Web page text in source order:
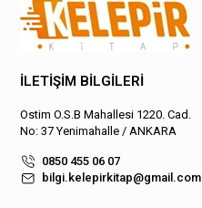
İLETİŞİM BİLGİLERİ
Ostim O.S.B Mahallesi 1220. Cad.
No: 37 Yenimahalle / ANKARA
0850 455 06 07
bilgi.kelepirkitap@gmail.com